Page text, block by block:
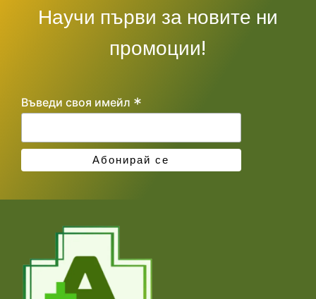
Научи първи за новите ни
промоции!
Въведи своя имейл *